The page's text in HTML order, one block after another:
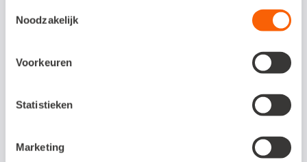
Noodzakelijk
Voorkeuren
Statistieken
Marketing
Snelstart werken en de basis beheersen.
medewerkers die hun boekhouding verder willen
professionaliseren. Enige ervaring met